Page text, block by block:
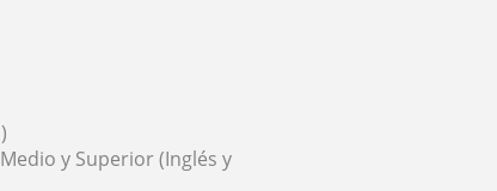
y Superior (Inglés y